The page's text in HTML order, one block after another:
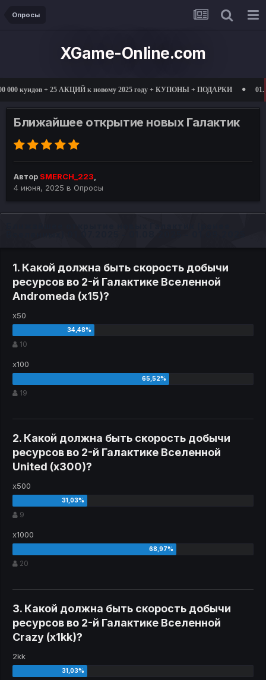
Опросы
XGame-Online.com
+ 25 АКЦИЙ к новому 2025 году + КУПОНЫ + ПОДАРКИ
Ближайшее открытие новых Галактик
Автор SMERCH_223,
4 июня, 2025 в Опросы
1. Какой должна быть скорость добычи
ресурсов во 2-й Галактике Вселенной
Andromeda (x15)?
x50
10
x100
19
2. Какой должна быть скорость добычи
ресурсов во 2-й Галактике Вселенной
United (x300)?
x500
9
x1000
20
3. Какой должна быть скорость добычи
ресурсов во 2-й Галактике Вселенной
Crazy (x1kk)?
2kk